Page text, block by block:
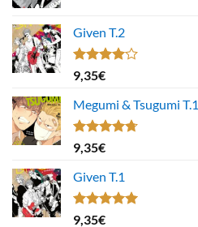
Given T.2
Note
4.00
5
9,35€
Megumi & Tsugumi T.1
Note4.67
sur 5
9,35€
Given T.1
Note5.00
9,35€